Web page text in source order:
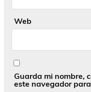
Web
Guarda mi nombre,
este navegador